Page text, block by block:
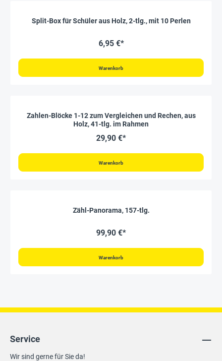
Split-Box für Schüler aus Holz, 2-tlg., mit 10 Perlen
6,95 €*
Warenkorb
Zahlen-Blöcke 1-12 zum Vergleichen und Rechen, aus
Holz, 41-tlg. im Rahmen
29,90 €*
Warenkorb
Zähl-Panorama, 157-tlg.
99,90 €*
Warenkorb
Service
Wir sind gerne für Sie da!